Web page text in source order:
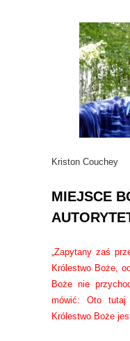
Kriston Couchey
MIEJSCE
„Zapytany zaś
Królestwo Boże,
Boże nie
mówić: Oto
Królestwo Boże